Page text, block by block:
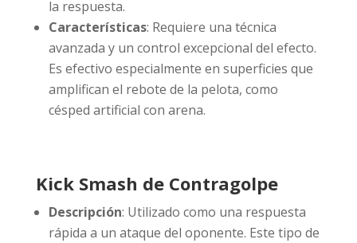
la respuesta.
Características: Requiere una técnica
avanzada y un control excepcional del efecto.
Es efectivo especialmente en superficies que
amplifican el rebote de la pelota, como
césped artificial con arena.
Kick Smash de Contragolpe
Descripción: Utilizado como una respuesta
rápida a un ataque del oponente. Este tipo de